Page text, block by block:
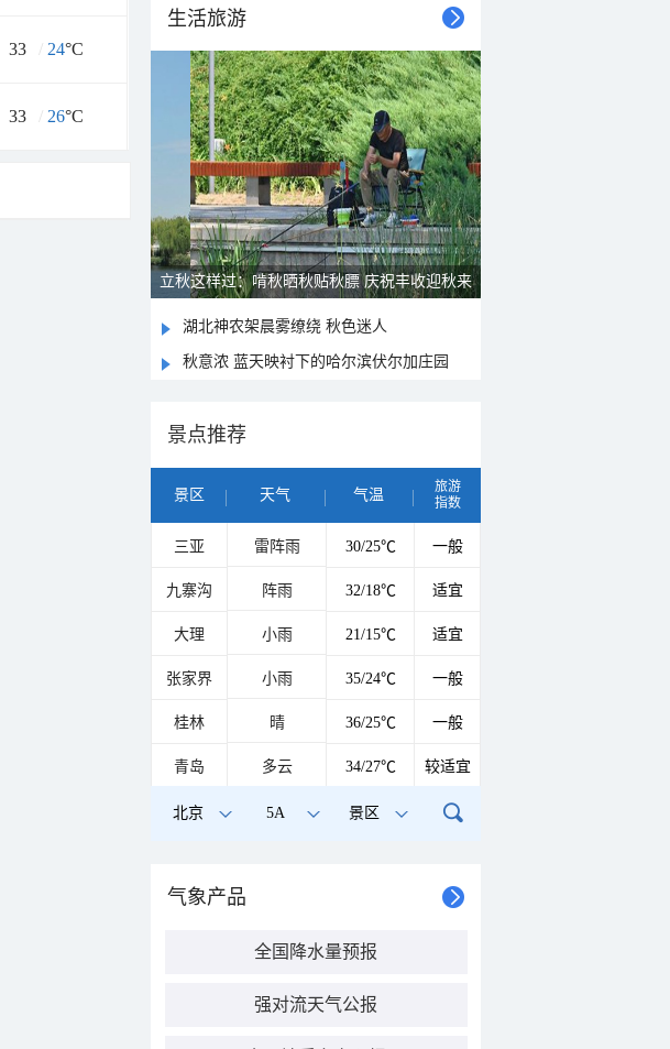
33 / 24°C
33 / 26°C
生活旅游
立秋这样过：啃秋晒秋贴秋膘 庆祝丰收迎秋来
湖北神农架晨雾缭绕 秋色迷人
秋意浓 蓝天映衬下的哈尔滨伏尔加庄园
景点推荐
景区 天气 气温
旅游
指数
三亚 雷阵雨 30/25℃ 一般
九寨沟 阵雨 32/18℃ 适宜
大理 小雨 21/15℃ 适宜
张家界 小雨 35/24℃ 一般
桂林 晴 36/25℃ 一般
青岛 多云 34/27℃ 较适宜
北京 5A 景区
气象产品
全国降水量预报
强对流天气公报